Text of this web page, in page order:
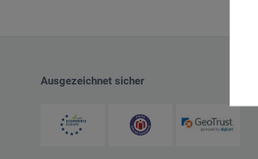
Ausgezeichnet sicher